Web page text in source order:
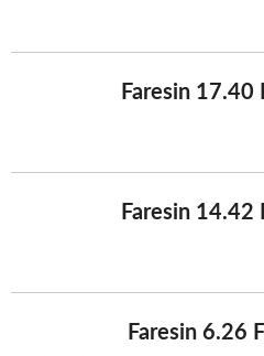
Faresin 17.40
Faresin 14.42
Faresin 6.26